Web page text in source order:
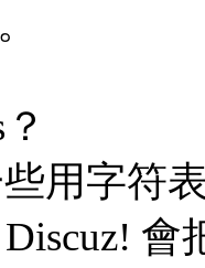
用字符